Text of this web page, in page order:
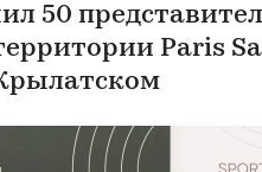
50
Paris